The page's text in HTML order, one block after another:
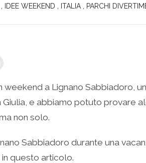
IDEE WEEKEND ITALIA PARCHI
stampare
(Si
apre
in
nuova
finestra)
weekend a Lignano Sabbiadoro,
Giulia, e abbiamo potuto provare
non solo.
Sabbiadoro durante una
questo articolo.